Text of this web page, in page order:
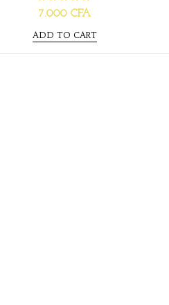
R
a
e
d
7.000CFA
ADD TO CART